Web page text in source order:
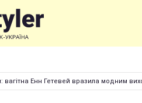
вагітна Енн Гетевей вразила модним